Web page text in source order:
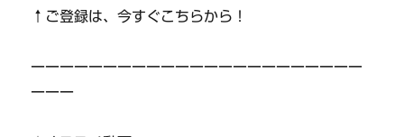
↑ご登録は、今すぐこちらから！
ーーーーーーーーーーーーーーーーーーーーーーー
ーーー